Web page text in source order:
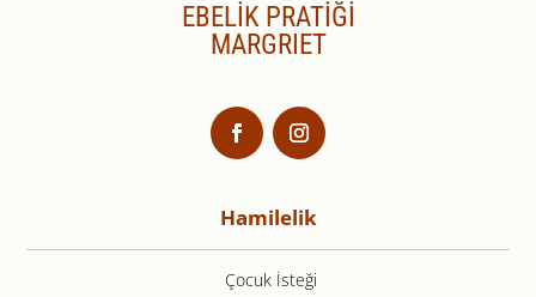
EBELİK PRATİĞİ
MARGRIET
Hamilelik
Çocuk İsteği